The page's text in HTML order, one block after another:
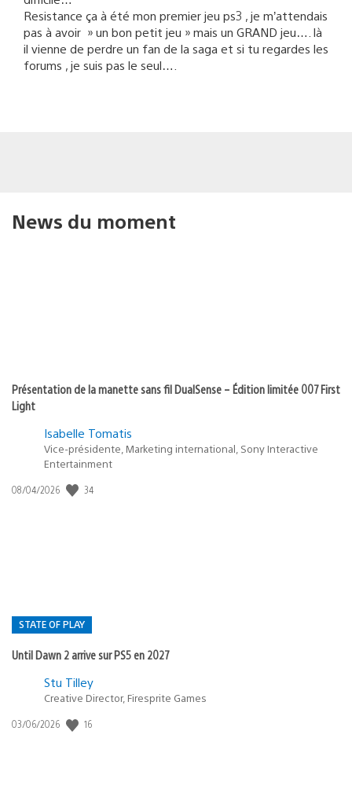
Resistance ça à été mon premier jeu ps3 , je m’attendais
pas à avoir » un bon petit jeu » mais un GRAND jeu…. là
il vienne de perdre un fan de la saga et si tu regardes les
forums , je suis pas le seul….
News du moment
Présentation de la manette sans fil DualSense – Édition limitée 007 First
Light
Isabelle Tomatis
Vice-présidente, Marketing international, Sony Interactive
Entertainment
Date
08/04/2026 34
STATE OF PLAY
Until Dawn 2 arrive sur PS5 en 2027
Postée
:
Stu Tilley
Creative Director, Firesprite Games
Date
03/06/2026 16